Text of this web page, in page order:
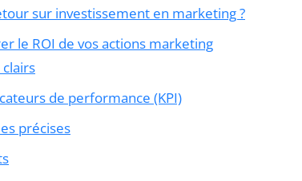
sur investissement en marketing ?
le ROI de vos actions marketing
de performance (KPI)
précises